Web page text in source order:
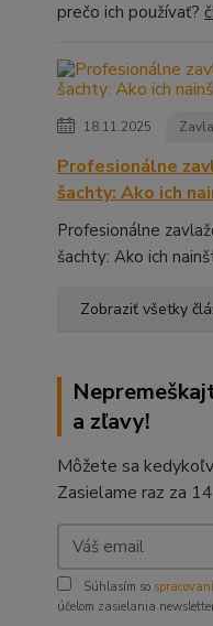
prečo ich používať?
18.11.2025
Profesionálne
šachty: Ako ich
Profesionálne
šachty: Ako ich
Zobraziť všetky
a zľavy!
Môžete sa
Zasielame raz za
Súhlasím so
účelom zasielania